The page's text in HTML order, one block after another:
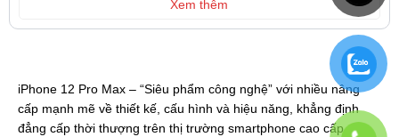
iPhone 12 Pro Max – “Siêu phẩm công nghệ” với nhiều nâng
cấp mạnh mẽ về thiết kế, cấu hình và hiệu năng, khẳng định
đẳng cấp thời thượng trên thị trường smartphone cao cấp.
Xem thêm